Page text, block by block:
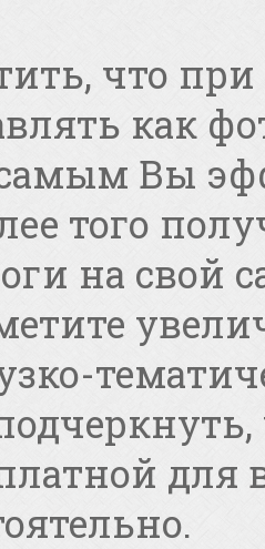
что
как
Вы
того
на свой